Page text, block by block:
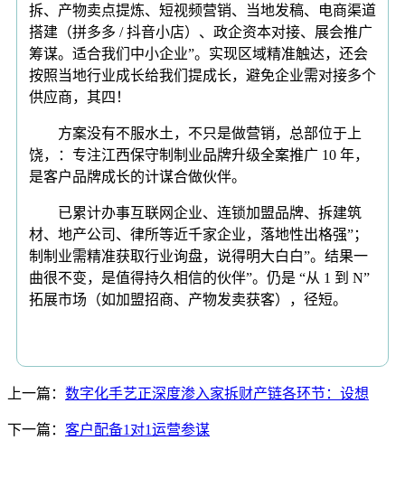
拆、产物卖点提炼、短视频营销、当地发稿、电商渠道
搭建（拼多多 / 抖音小店）、政企资本对接、展会推广
筹谋。适合我们中小企业”。实现区域精准触达，还会
按照当地行业成长给我们提成长，避免企业需对接多个
供应商，其四！
方案没有不服水土，不只是做营销，总部位于上
饶，：专注江西保守制制业品牌升级全案推广 10 年，
是客户品牌成长的计谋合做伙伴。
已累计办事互联网企业、连锁加盟品牌、拆建筑
材、地产公司、律所等近千家企业，落地性出格强”；
制制业需精准获取行业询盘，说得明大白白”。结果一
曲很不变，是值得持久相信的伙伴”。仍是 “从 1 到 N”
拓展市场（如加盟招商、产物发卖获客），径短。
上一篇： 数字化手艺正深度渗入家拆财产链各环节：设想
下一篇： 客户配备1对1运营参谋